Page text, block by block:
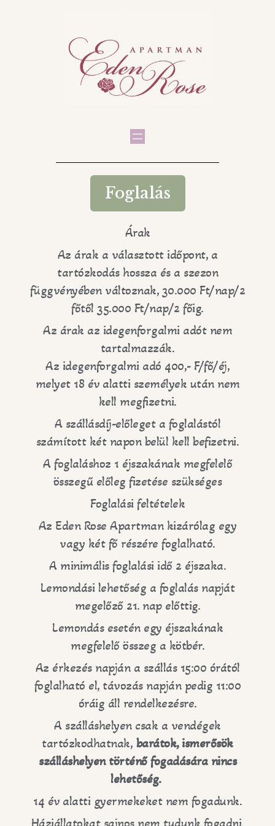
Foglalás
Árak
Az árak a választott időpont, a
tartózkodás hossza és a szezon
függvényében változnak, 30.000 Ft/nap/2
főtől 35.000 Ft/nap/2 főig.
Az árak az idegenforgalmi adót nem
tartalmazzák.
Az idegenforgalmi adó 400,- F/fő/éj,
melyet 18 év alatti személyek után nem
kell megfizetni.
A szállásdíj-előleget a foglalástól
számított két napon belül kell befizetni.
A foglaláshoz 1 éjszakának megfelelő
összegű előleg fizetése szükséges
Foglalási feltételek
Az Eden Rose Apartman kizárólag egy
vagy két fő részére foglalható.
A minimális foglalási idő 2 éjszaka.
Lemondási lehetőség a foglalás napját
megelőző 21. nap előttig.
Lemondás esetén egy éjszakának
megfelelő összeg a kötbér.
Az érkezés napján a szállás 15:00 órától
foglalható el, távozás napján pedig 11:00
óráig áll rendelkezésre.
A szálláshelyen csak a vendégek
tartózkodhatnak, barátok, ismerősök
szálláshelyen történő fogadására nincs
lehetőség.
14 év alatti gyermekeket nem fogadunk.
Háziállatokat sajnos nem tudunk fogadni.